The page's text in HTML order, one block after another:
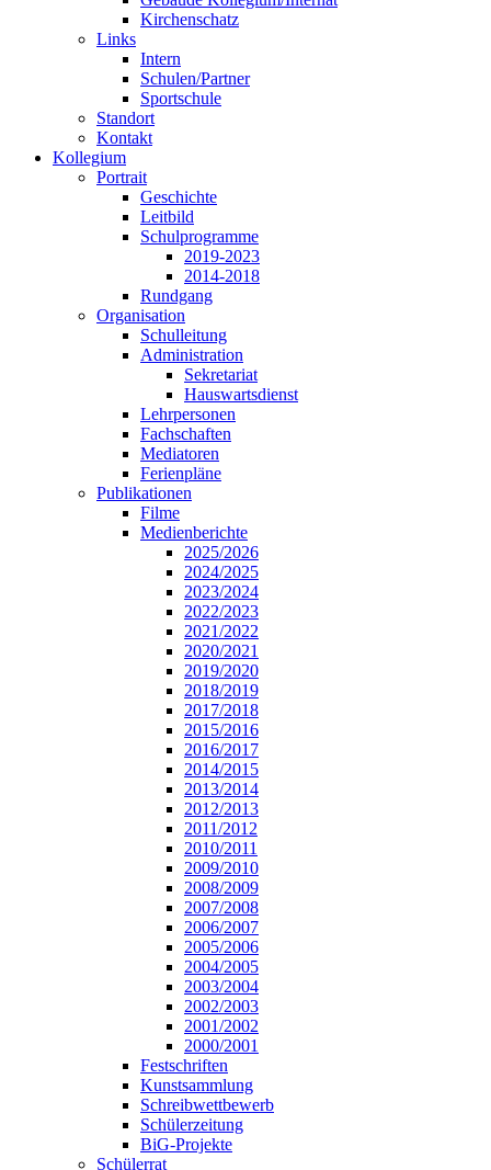
Kirchenschatz
Links
Intern
Schulen/Partner
Sportschule
Standort
Kontakt
Kollegium
Portrait
Geschichte
Leitbild
Schulprogramme
2019-2023
2014-2018
Rundgang
Organisation
Schulleitung
Administration
Sekretariat
Hauswartsdienst
Lehrpersonen
Fachschaften
Mediatoren
Ferienpläne
Publikationen
Filme
Medienberichte
2025/2026
2024/2025
2023/2024
2022/2023
2021/2022
2020/2021
2019/2020
2018/2019
2017/2018
2015/2016
2016/2017
2014/2015
2013/2014
2012/2013
2011/2012
2010/2011
2009/2010
2008/2009
2007/2008
2006/2007
2005/2006
2004/2005
2003/2004
2002/2003
2001/2002
2000/2001
Festschriften
Kunstsammlung
Schreibwettbewerb
Schülerzeitung
BiG-Projekte
Schülerrat